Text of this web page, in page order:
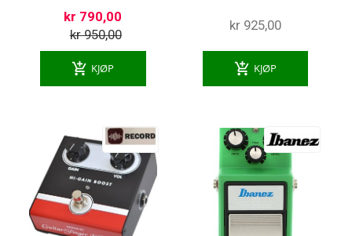
kr 790,00
kr 950,00
add_shopping_cart KJØP
kr 925,00
add_shopping_cart KJØP